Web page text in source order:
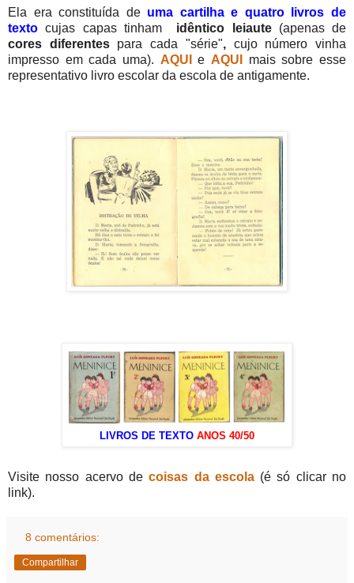
Ela era constituída de uma cartilha e quatro livros de
texto cujas capas tinham idêntico leiaute(apenas de
cores diferentespara cada "série", cujo número vinha
impresso em cada uma). AQUI eAQUI
mais sobre esse
representativo livro escolar da escola de antigamente.
LIVROS DE TEXTO ANOS 40/50
Visite nosso acervo decoisas da escola(é só clicar no
link).
8 comentários:
Compartilhar